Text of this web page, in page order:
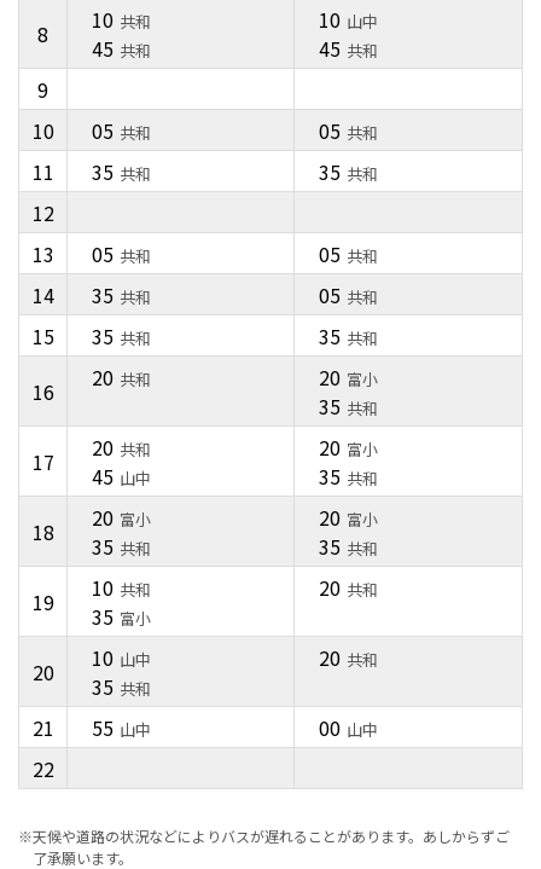
8
9
10
11
12
13
14
15
16
17
18
19
20
21
22
10 共和
45 共和
05 共和
35 共和
05 共和
35 共和
35 共和
20 共和
20 共和
45 山中
20 富小
35 共和
10 共和
35 富小
10 山中
35 共和
55 山中
10 山中
45 共和
05 共和
35 共和
05 共和
05 共和
35 共和
20 富小
35 共和
20 富小
35 共和
20 富小
35 共和
20 共和
20 共和
00 山中
※天候や道路の状況などによりバスが遅れることがあります。あしからずご
了承願います。